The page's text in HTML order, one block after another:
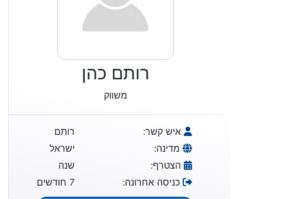
רותם כהן
משווק
איש קשר:
רותם
מדינה:
ישראל
הצטרף:
שנה
כניסה אחרונה:
7 חודשים